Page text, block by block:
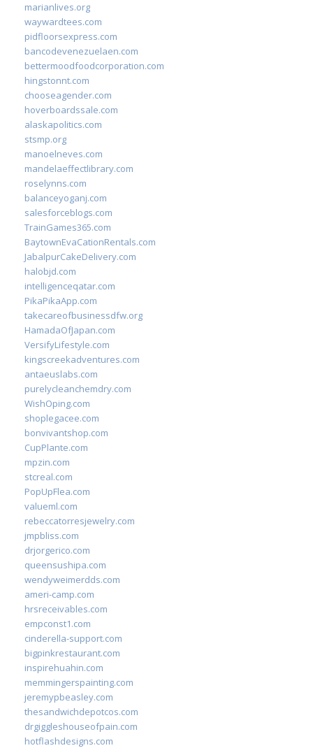
marianlives.org
waywardtees.com
pidfloorsexpress.com
bancodevenezuelaen.com
bettermoodfoodcorporation.com
hingstonnt.com
chooseagender.com
hoverboardssale.com
alaskapolitics.com
stsmp.org
manoelneves.com
mandelaeffectlibrary.com
roselynns.com
balanceyoganj.com
salesforceblogs.com
TrainGames365.com
BaytownEvaCationRentals.com
JabalpurCakeDelivery.com
halobjd.com
intelligenceqatar.com
PikaPikaApp.com
takecareofbusinessdfw.org
HamadaOfJapan.com
VersifyLifestyle.com
kingscreekadventures.com
antaeuslabs.com
purelycleanchemdry.com
WishOping.com
shoplegacee.com
bonvivantshop.com
CupPlante.com
mpzin.com
stcreal.com
PopUpFlea.com
valueml.com
rebeccatorresjewelry.com
jmpbliss.com
drjorgerico.com
queensushipa.com
wendyweimerdds.com
ameri-camp.com
hrsreceivables.com
empconst1.com
cinderella-support.com
bigpinkrestaurant.com
inspirehuahin.com
memmingerspainting.com
jeremypbeasley.com
thesandwichdepotcos.com
drgiggleshouseofpain.com
hotflashdesigns.com